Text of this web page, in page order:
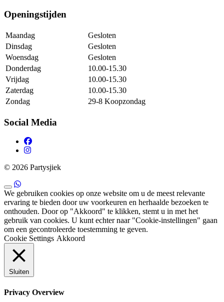
Openingstijden
Maandag
Gesloten
Dinsdag
Gesloten
Woensdag
Gesloten
Donderdag
10.00-15.30
Vrijdag
10.00-15.30
Zaterdag
10.00-15.30
Zondag
29-8 Koopzondag
Social Media
© 2026 Partysjiek
We gebruiken cookies op onze website om u de meest relevante
ervaring te bieden door uw voorkeuren en herhaalde bezoeken te
onthouden. Door op "Akkoord" te klikken, stemt u in met het
gebruik van cookies. U kunt echter naar "Cookie-instellingen" gaan
om een ​​gecontroleerde toestemming te geven.
Cookie Settings Akkoord
Sluiten
Privacy Overview